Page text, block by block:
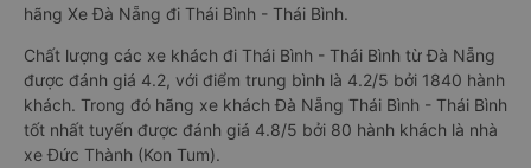
hãng Xe Đà Nẵng đi Thái Bình - Thái Bình.
Chất lượng các xe khách đi Thái Bình - Thái Bình từ Đà Nẵng
được đánh giá 4.2, với điểm trung bình là 4.2/5 bởi 1840 hành
khách. Trong đó hãng xe khách Đà Nẵng Thái Bình - Thái Bình
tốt nhất tuyến được đánh giá 4.8/5 bởi 80 hành khách là nhà
xe Đức Thành (Kon Tum).